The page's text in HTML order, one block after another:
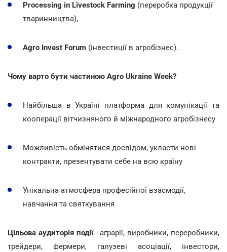
Processing in Livestock Farming (переробка продукції
тваринництва),
Agro Invest Forum (інвестиції в агробізнес).
Чому варто бути частиною Agro Ukraine Week?
Найбільша в Україні платформа для комунікації та
кооперації вітчизняного й міжнародного агробізнесу
Можливість обмінятися досвідом, укласти нові
контракти, презентувати себе на всю країну
Унікальна атмосфера професійної взаємодії,
навчання та святкування
Цільова аудиторія події- аграрії, виробники, переробники,
трейдери, фермери, галузеві асоціації, інвестори,